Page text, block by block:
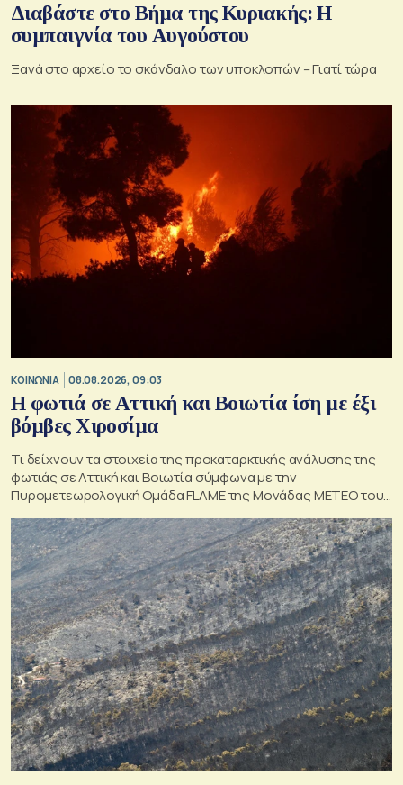
Διαβάστε στο Βήμα της Κυριακής: Η
συμπαιγνία του Αυγούστου
Ξανά στο αρχείο το σκάνδαλο των υποκλοπών – Γιατί τώρα
ΚΟΙΝΩΝΙΑ 08.08.2026, 09:03
Η φωτιά σε Αττική και Βοιωτία ίση με έξι
βόμβες Χιροσίμα
Τι δείχνουν τα στοιχεία της προκαταρκτικής ανάλυσης της
φωτιάς σε Αττική και Βοιωτία σύμφωνα με την
Πυρομετεωρολογική Ομάδα FLAME της Μονάδας ΜΕΤΕΟ του
Εθνικού Αστεροσκοπείου Αθηνών.